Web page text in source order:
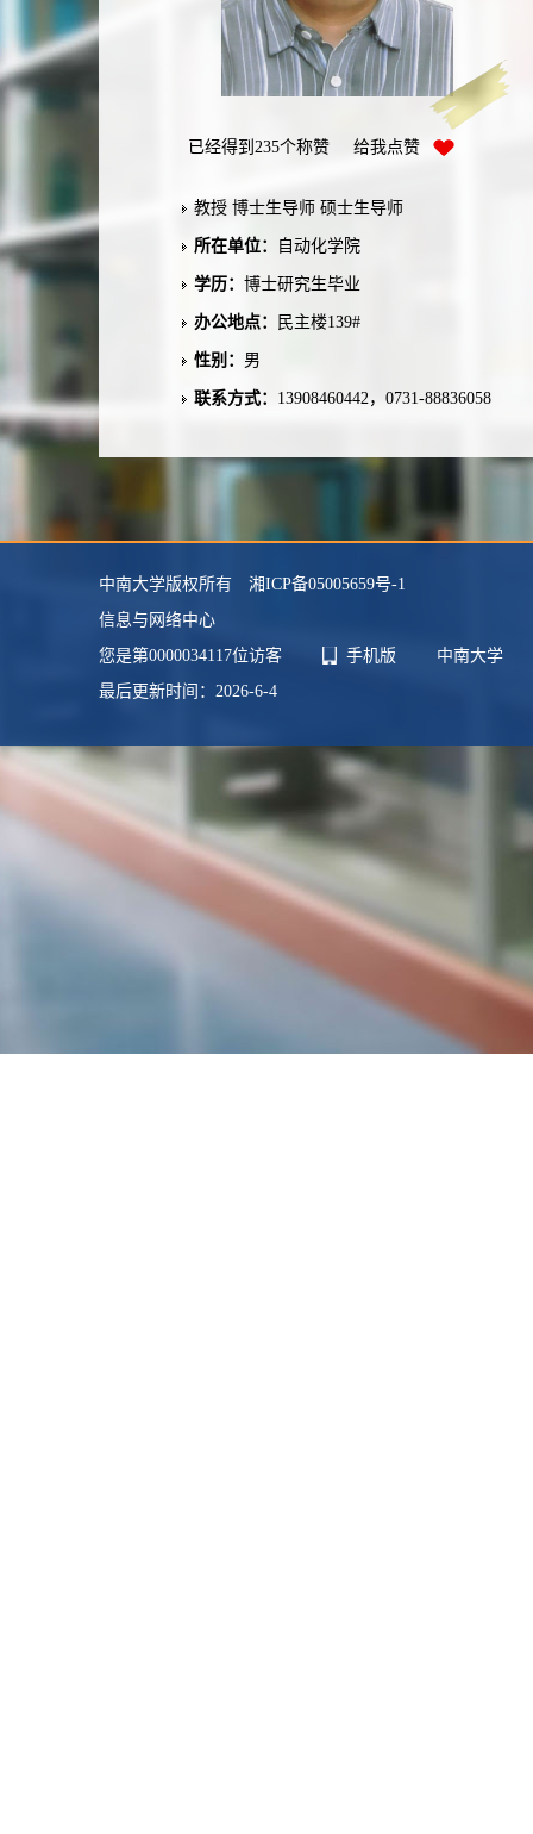
已经得到 235个称赞 给我点赞
教授 博士生导师 硕士生导师
所在单位： 自动化学院
学历： 博士研究生毕业
办公地点： 民主楼139#
性别： 男
联系方式： 13908460442，0731-88836058
学位：博士学位
学科： 电气工程
中南大学版权所有 湘ICP备05005659号-1
信息与网络中心
您是第0000034117位访客 手机版
中南大学
最后更新时间： 2026-6-4